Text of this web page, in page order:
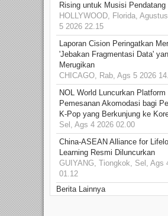
Rising untuk Musisi Pendatang
HOLLYWOOD, Florida,
5 2026 22.15
Laporan Cision Peringatkan
'Jebakan Fragmentasi Data'
Merugikan
CHICAGO, Rab, Ags 5 2026
NOL World Luncurkan Platform
Pemesanan Akomodasi bagi
K-Pop yang Berkunjung ke
Sel, Ags 4 2026 02.00
China-ASEAN Alliance for
Learning Resmi Diluncurkan
GUIYANG, Tiongkok, Sel, Ags
01.12
Berita Lainnya